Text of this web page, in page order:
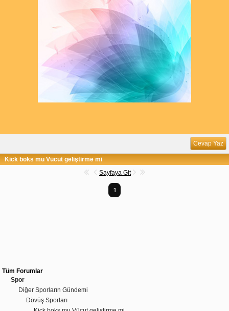
Cevap Yaz
Kick boks mu Vücut geliştirme mi
Sayfaya Git
1
Tüm Forumlar
Spor
Diğer Sporların Gündemi
Dövüş Sporları